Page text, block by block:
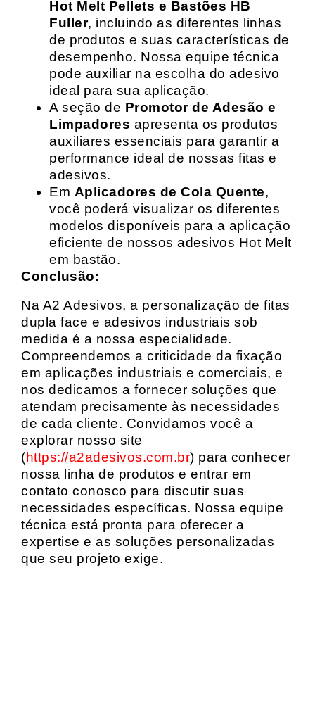
Hot Melt Pellets e Bastões HB
Fuller, incluindo as diferentes linhas
de produtos e suas características de
desempenho. Nossa equipe técnica
pode auxiliar na escolha do adesivo
ideal para sua aplicação.
A seção de Promotor de Adesão e
Limpadores apresenta os produtos
auxiliares essenciais para garantir a
performance ideal de nossas fitas e
adesivos.
Em Aplicadores de Cola Quente,
você poderá visualizar os diferentes
modelos disponíveis para a aplicação
eficiente de nossos adesivos Hot Melt
em bastão.
Conclusão:
Na A2 Adesivos, a personalização de fitas
dupla face e adesivos industriais sob
medida é a nossa especialidade.
Compreendemos a criticidade da fixação
em aplicações industriais e comerciais, e
nos dedicamos a fornecer soluções que
atendam precisamente às necessidades
de cada cliente. Convidamos você a
explorar nosso site
(https://a2adesivos.com.br) para conhecer
nossa linha de produtos e entrar em
contato conosco para discutir suas
necessidades específicas. Nossa equipe
técnica está pronta para oferecer a
expertise e as soluções personalizadas
que seu projeto exige.